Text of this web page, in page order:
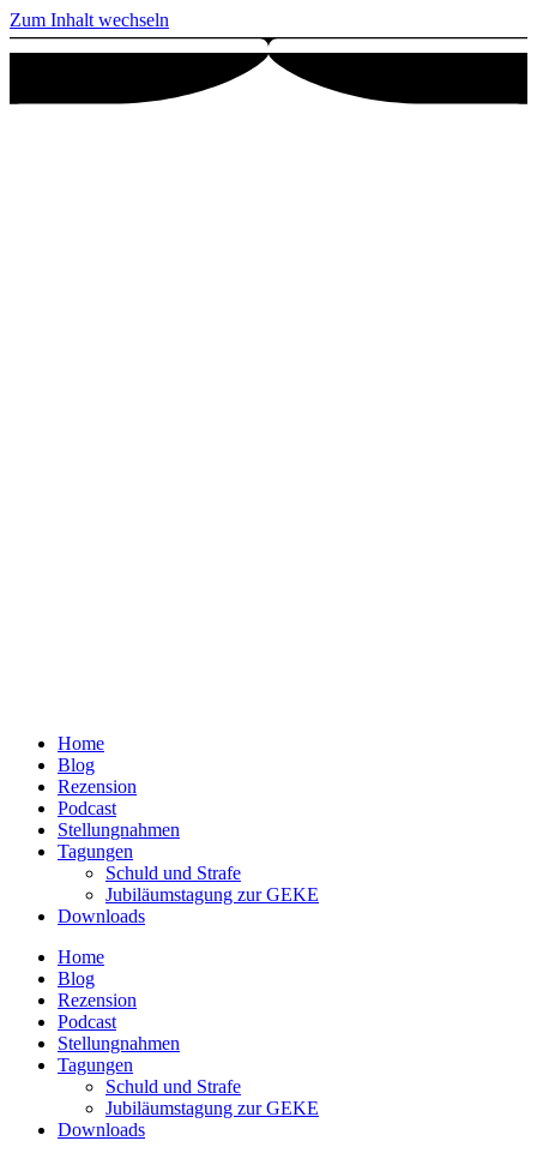
Zum Inhalt wechseln
Home
Blog
Rezension
Podcast
Stellungnahmen
Tagungen
Schuld und Strafe
Jubiläumstagung zur GEKE
Downloads
Home
Blog
Rezension
Podcast
Stellungnahmen
Tagungen
Schuld und Strafe
Jubiläumstagung zur GEKE
Downloads